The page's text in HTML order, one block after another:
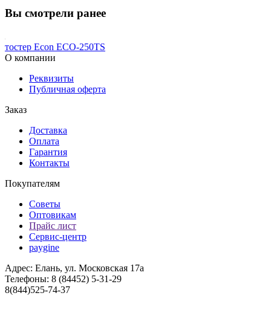
Вы смотрели ранее
тостер Econ ECO-250TS
О компании
Реквизиты
Публичная оферта
Заказ
Доставка
Оплата
Гарантия
Контакты
Покупателям
Советы
Оптовикам
Прайс лист
Сервис-центр
paygine
Адрес: Елань, ул. Московская 17а
Телефоны: 8 (84452) 5-31-29
8(844)525-74-37